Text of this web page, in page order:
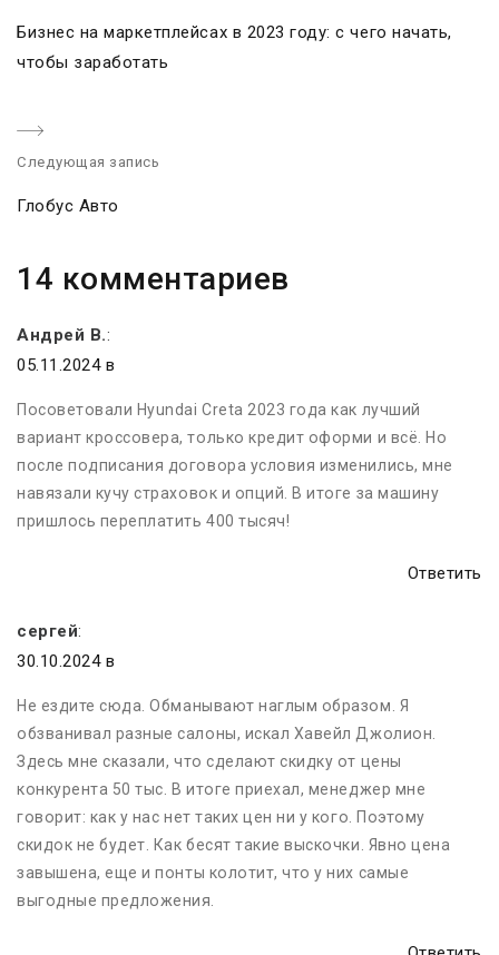
r
e
i
o
u
o
t
:
Бизнес на маркетплейсах в 2023 году: с чего начать,
чтобы заработать
Следующая запись
Глобус Авто
14 комментариев
Андрей В.:
05.11.2024 в
Посоветовали Hyundai Creta 2023 года как лучший
вариант кроссовера, только кредит оформи и всё. Но
после подписания договора условия изменились, мне
навязали кучу страховок и опций. В итоге за машину
пришлось переплатить 400 тысяч!
Ответить
сергей:
30.10.2024 в
Не ездите сюда. Обманывают наглым образом. Я
обзванивал разные салоны, искал Хавейл Джолион.
Здесь мне сказали, что сделают скидку от цены
конкурента 50 тыс. В итоге приехал, менеджер мне
говорит: как у нас нет таких цен ни у кого. Поэтому
скидок не будет. Как бесят такие выскочки. Явно цена
завышена, еще и понты колотит, что у них самые
выгодные предложения.